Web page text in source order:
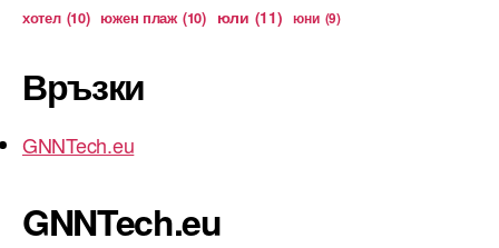
хотел (10) южен плаж (10) юли (11) юни (9)
Връзки
GNNTech.eu
GNNTech.eu